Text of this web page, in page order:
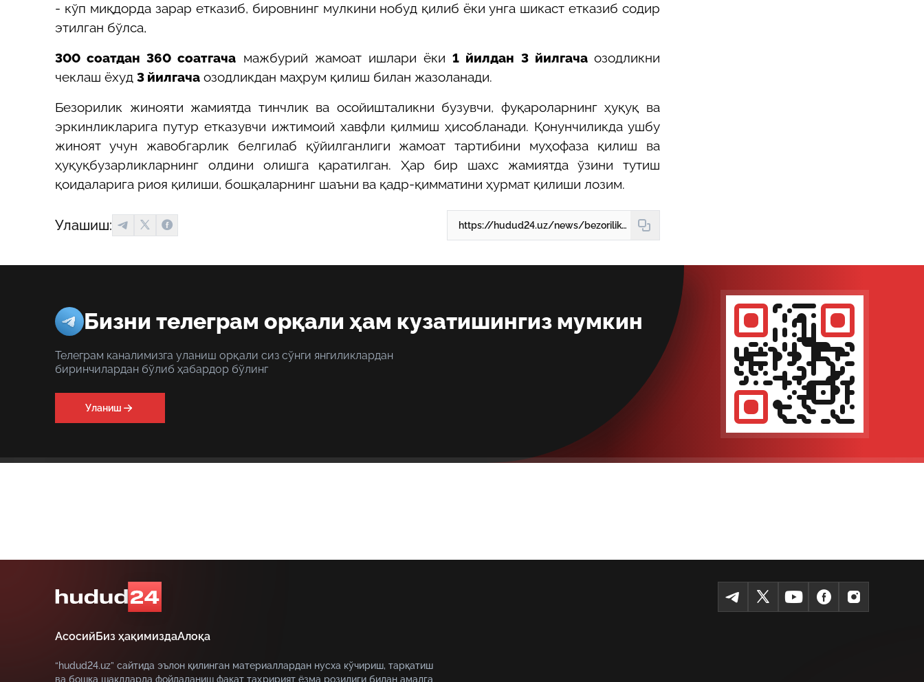
- кўп миқдорда зарар етказиб, бировнинг мулкини нобуд қилиб ёки унга шикаст етказиб содир
этилган бўлса,
300 соатдан360 соатгача мажбурий жамоат ишлари ёки1 йилдан 3йилгача озодликни
чеклаш ёхуд 3 йилгача озодликдан маҳрум қилиш билан жазоланади.
Безорилик жинояти жамиятда тинчлик ва осойишталикни бузувчи, фуқароларнинг ҳуқуқ ва
эркинликларига путур етказувчи ижтимоий хавфли қилмиш ҳисобланади. Қонунчиликда ушбу
жиноят учун жавобгарлик белгилаб қўйилганлиги жамоат тартибини муҳофаза қилиш ва
ҳуқуқбузарликларнинг олдини олишга қаратилган. Ҳар бир шахс жамиятда ўзини тутиш
қоидаларига риоя қилиши, бошқаларнинг шаъни ва қадр-қимматини ҳурмат қилиши лозим.
Улашиш: https://hudud24.uz/news/bezorilik-zhazosi-mukarrar-zhinoiatdir
Бизни телеграм орқали ҳам кузатишингиз мумкин
Телеграм каналимизга уланиш орқали сиз сўнги янгиликлардан
биринчилардан бўлиб ҳабардор бўлинг
Уланиш
АсосийБиз ҳақимиздаАлоқа
“hudud24.uz” сайтида эълон қилинган материаллардан нусха кўчириш, тарқатиш
ва бошқа шаклларда фойдаланиш фақат таҳририят ёзма розилиги билан амалга